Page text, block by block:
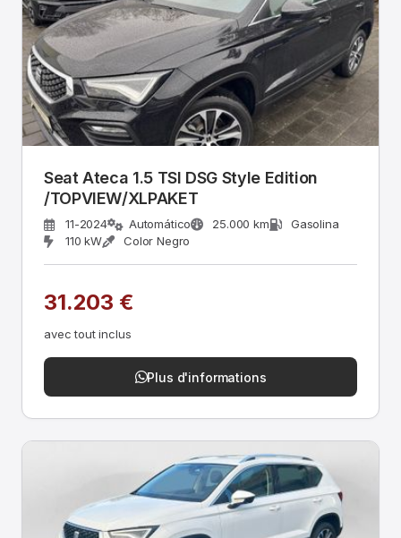
Seat Ateca 1.5 TSI DSG Style Edition
/TOPVIEW/XLPAKET
11-2024 Automático 25.000 km
Gasolina
110 kW
Color Negro
31.203 €
avec tout inclus
Plus d'informations